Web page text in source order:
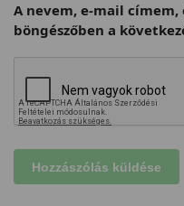
A nevem, e-mail
böngészőben a